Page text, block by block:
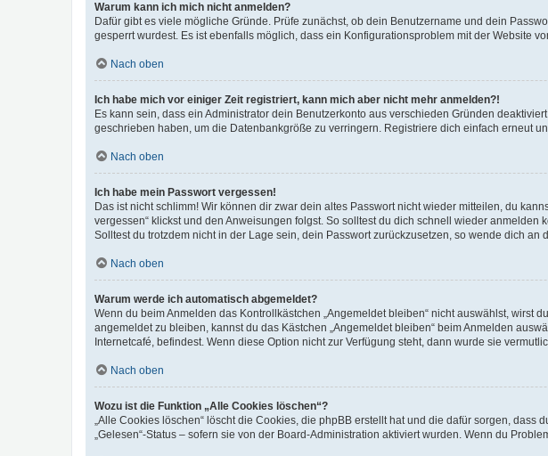
Warum kann ich mich nicht anmelden?
Dafür gibt es viele mögliche Gründe. Prüfe zunächst, ob dein Benutzername und dein
gesperrt wurdest. Es ist ebenfalls möglich, dass ein Konfigurationsproblem mit der Website
Nach oben
Ich habe mich vor einiger Zeit registriert, kann mich aber nicht mehr anmelden?!
Es kann sein, dass ein Administrator dein Benutzerkonto aus verschieden Gründen
geschrieben haben, um die Datenbankgröße zu verringern. Registriere dich einfach erneut
Nach oben
Ich habe mein Passwort vergessen!
Das ist nicht schlimm! Wir können dir zwar dein altes Passwort nicht wieder mitteilen, du
vergessen“ klickst und den Anweisungen folgst. So solltest du dich schnell wieder anmelden
Solltest du trotzdem nicht in der Lage sein, dein Passwort zurückzusetzen, so wende dich an
Nach oben
Warum werde ich automatisch abgemeldet?
Wenn du beim Anmelden das Kontrollkästchen „Angemeldet bleiben“ nicht auswählst,
angemeldet zu bleiben, kannst du das Kästchen „Angemeldet bleiben“ beim Anmelden
Internetcafé, befindest. Wenn diese Option nicht zur Verfügung steht, dann wurde sie
Nach oben
Wozu ist die Funktion „Alle Cookies löschen“?
„Alle Cookies löschen“ löscht die Cookies, die phpBB erstellt hat und die dafür sorgen,
„Gelesen“-Status – sofern sie von der Board-Administration aktiviert wurden. Wenn du